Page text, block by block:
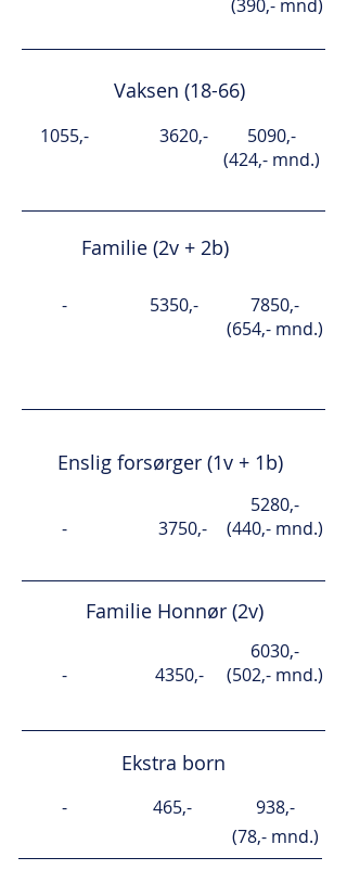
(390,- mnd)
Vaksen (18-66)
1055,- 3620,-
5090,-
(424,- mnd.)
Familie (2v + 2b)
- 5350,-
7850,-
(654,- mnd.)
Enslig forsørger (1v + 1b)
- 3750,-
5280,-
(440,- mnd.)
Familie Honnør (2v)
- 4350,-
6030,-
(502,- mnd.)
Ekstra born
- 465,-
938,-
(78,- mnd.)